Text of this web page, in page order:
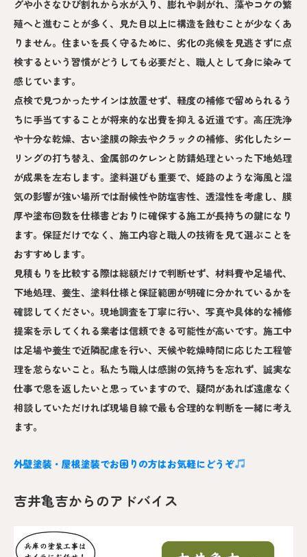
グや小さなひび割れから水が入り、膨れや剥がれ、藻やコケの繁
殖へと進むことが多く、見た目以上に構造を蝕むことが少なくあ
りません。住まいを長く守るために、劣化の兆候を見逃さずに点
検するという習慣がどうしても必要だと、職人として身に染みて
感じています。
点検で見つかったサインは放置せず、軽度の補修で留められるう
ちに手当てすることが将来的な出費を抑える近道です。高圧洗浄
や十分な乾燥、古い塗膜の除去やクラックの補修、劣化したシー
リングの打ち替え、金属部のケレンと防錆処理といった下地処理
が成果を左右します。塗料選びも重要で、姫路のような海風と湿
気の影響が強い場所では耐候性や防塩害性、透湿性を考慮し、膜
厚や塗布回数を仕様書どおりに確保する施工が長持ちの鍵になり
ます。保証だけでなく、施工内容と職人の技術を見て選ぶことを
おすすめします。
見積もりを比較する際は総額だけで判断せず、材料費や足場代、
下地処理、養生、塗料仕様と保証範囲が明確に分かれているかを
確認してください。現地調査を丁寧に行い、写真や具体的な補修
提案を示してくれる業者は信頼できる可能性が高いです。施工中
は足場や養生で近隣配慮を行い、天候や乾燥時間に応じた工程管
理を怠らないこと。私たち職人は感謝の気持ちを忘れず、誠実な
仕事で恩を返したいと思っていますので、疑問があれば遠慮なく
相談していただければ現場目線で最も合理的な判断を一緒に考え
ます。
外壁塗装・屋根塗装でお困りの方はお気軽にどうぞ
吉井亀吉からのアドバイス